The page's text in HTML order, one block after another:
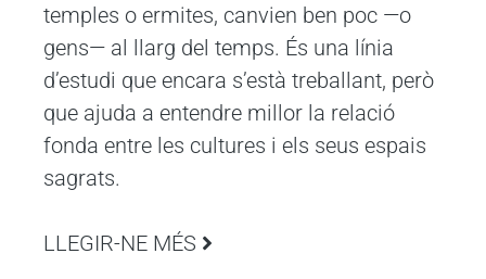
temples o ermites, canvien ben poc —o
gens— al llarg del temps. És una línia
d’estudi que encara s’està treballant, però
que ajuda a entendre millor la relació
fonda entre les cultures i els seus espais
sagrats.
LLEGIR-NE MÉS